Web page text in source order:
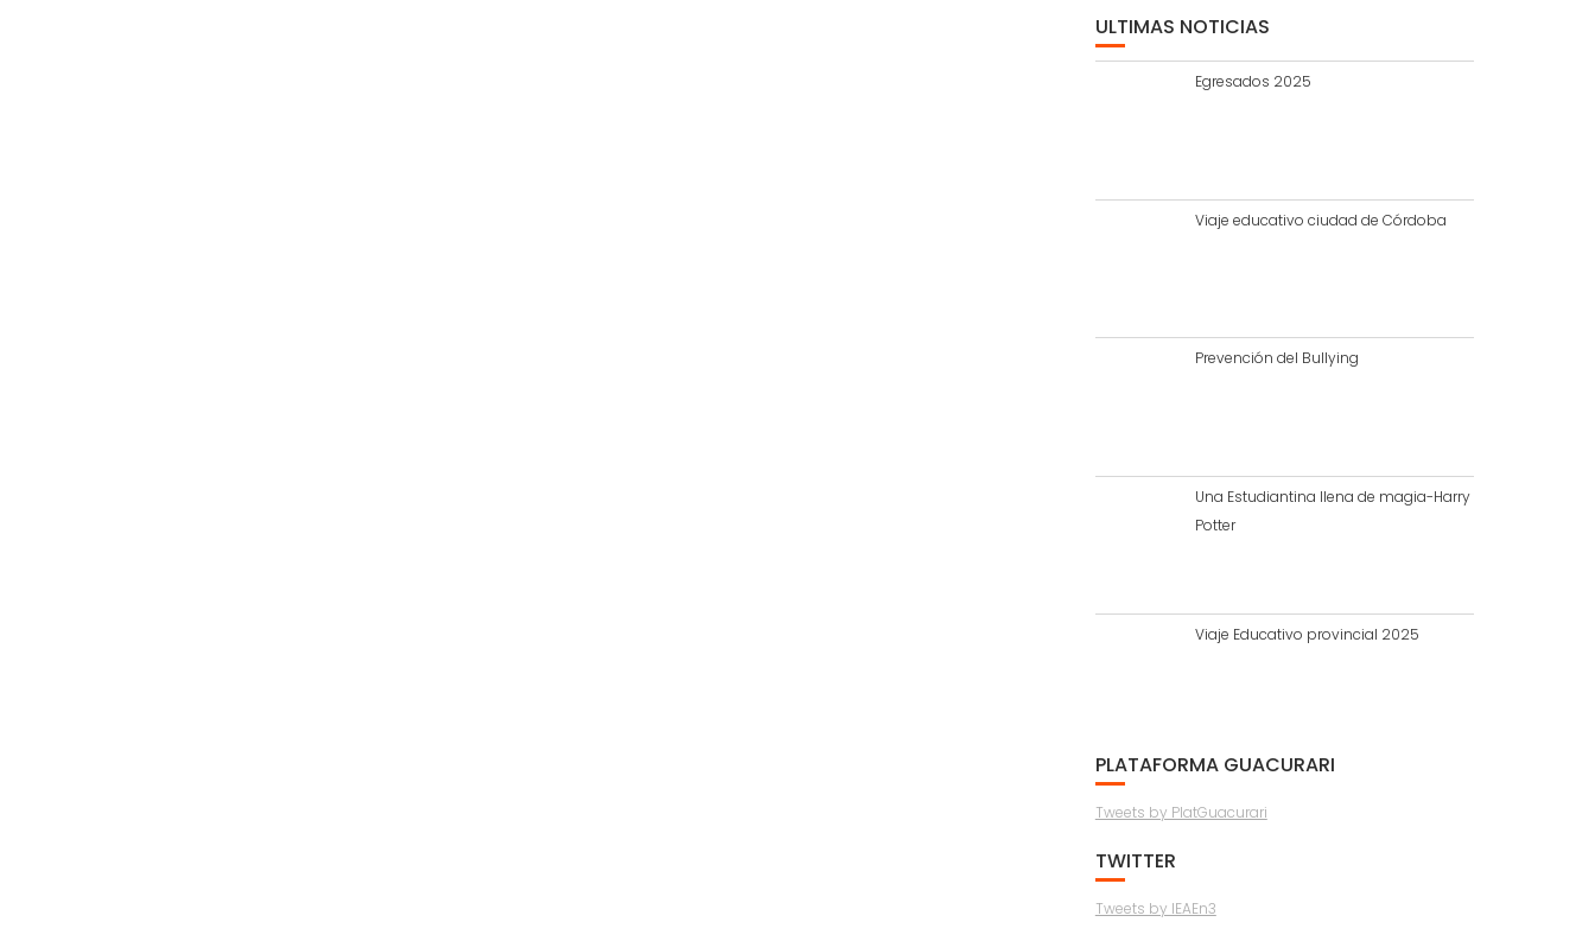
ULTIMAS NOTICIAS
Egresados 2025
Viaje educativo ciudad de Córdoba
Prevención del Bullying
Una Estudiantina llena de magia-Harry
Potter
Viaje Educativo provincial 2025
PLATAFORMA GUACURARI
Tweets by PlatGuacurari
TWITTER
Tweets by IEAEn3